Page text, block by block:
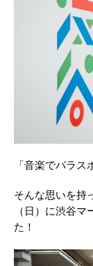
「音楽でパラス
そんな思いを持
（日）に渋谷
た！